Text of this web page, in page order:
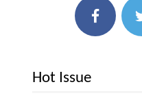
Hot Issue